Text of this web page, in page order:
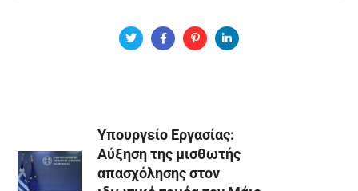
Υπουργείο Εργασίας:
Αύξηση της μισθωτής
απασχόλησης στον